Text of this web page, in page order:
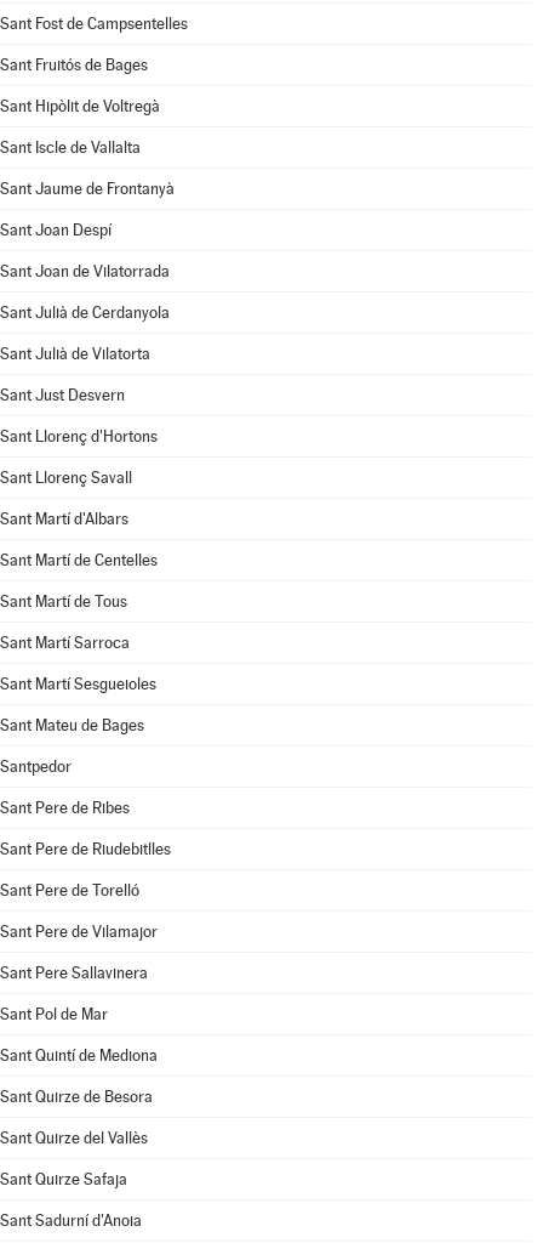
Sant Fost de Campsentelles
Sant Fruitós de Bages
Sant Hipòlit de Voltregà
Sant Iscle de Vallalta
Sant Jaume de Frontanyà
Sant Joan Despí
Sant Joan de Vilatorrada
Sant Julià de Cerdanyola
Sant Julià de Vilatorta
Sant Just Desvern
Sant Llorenç d'Hortons
Sant Llorenç Savall
Sant Martí d'Albars
Sant Martí de Centelles
Sant Martí de Tous
Sant Martí Sarroca
Sant Martí Sesgueioles
Sant Mateu de Bages
Santpedor
Sant Pere de Ribes
Sant Pere de Riudebitlles
Sant Pere de Torelló
Sant Pere de Vilamajor
Sant Pere Sallavinera
Sant Pol de Mar
Sant Quintí de Mediona
Sant Quirze de Besora
Sant Quirze del Vallès
Sant Quirze Safaja
Sant Sadurní d'Anoia